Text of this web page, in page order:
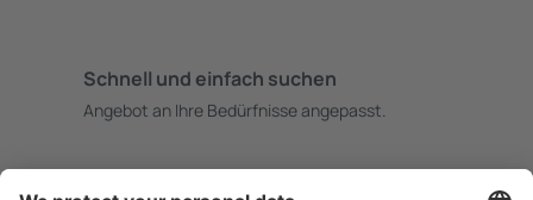
Schnell und einfach suchen
Angebot an Ihre Bedürfnisse angepasst.